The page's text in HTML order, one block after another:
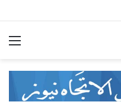
الأبوابِ يجرُّ ماضيه